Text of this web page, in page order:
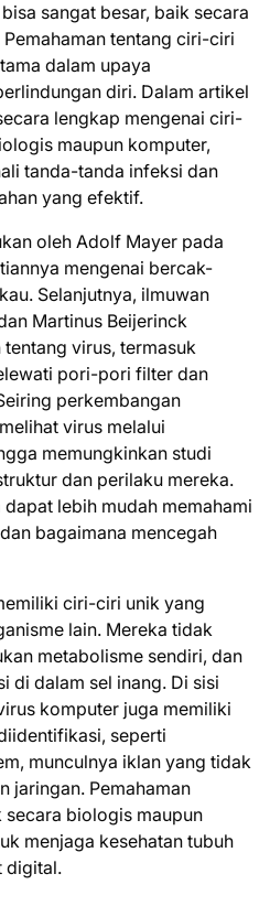
sangat besar, baik secara
tentang ciri-ciri
dalam upaya
diri. Dalam artikel
lengkap mengenai ciri-
maupun komputer,
tanda-tanda infeksi dan
yang efektif.
oleh Adolf Mayer pada
mengenai bercak-
Selanjutnya, ilmuwan
Martinus Beijerinck
virus, termasuk
pori-pori filter dan
perkembangan
virus melalui
memungkinkan studi
dan perilaku mereka.
lebih mudah memahami
bagaimana mencegah
ciri-ciri unik yang
lain. Mereka tidak
metabolisme sendiri, dan
di dalam sel inang. Di sisi
komputer juga memiliki
seperti
munculnya iklan yang tidak
jaringan. Pemahaman
biologis maupun
menjaga kesehatan tubuh
digital.